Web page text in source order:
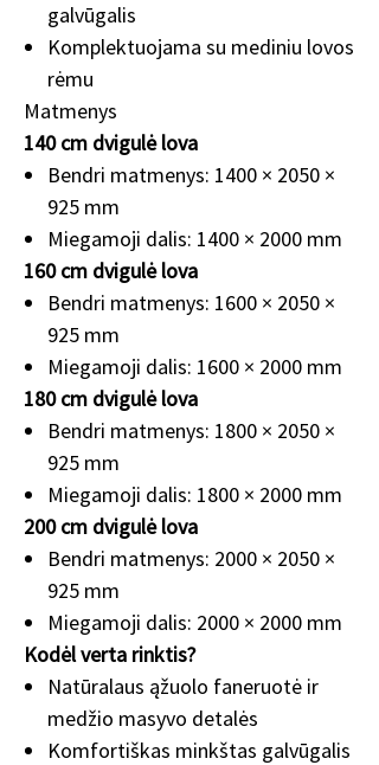
galvūgalis
Komplektuojama su mediniu lovos
rėmu
Matmenys
140 cm dvigulė lova
Bendri matmenys: 1400 × 2050 ×
925 mm
Miegamoji dalis: 1400 × 2000 mm
160 cm dvigulė lova
Bendri matmenys: 1600 × 2050 ×
925 mm
Miegamoji dalis: 1600 × 2000 mm
180 cm dvigulė lova
Bendri matmenys: 1800 × 2050 ×
925 mm
Miegamoji dalis: 1800 × 2000 mm
200 cm dvigulė lova
Bendri matmenys: 2000 × 2050 ×
925 mm
Miegamoji dalis: 2000 × 2000 mm
Kodėl verta rinktis?
Natūralaus ąžuolo faneruotė ir
medžio masyvo detalės
Komfortiškas minkštas galvūgalis